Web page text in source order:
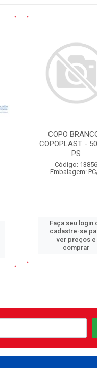
COPO
COPOPLAST -
PS
Código: 13856
Embalagem:
Faça seu login
cadastre-se
ver preços e
comprar